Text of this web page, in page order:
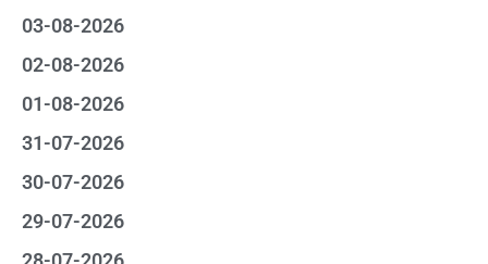
03-08-2026
02-08-2026
01-08-2026
31-07-2026
30-07-2026
29-07-2026